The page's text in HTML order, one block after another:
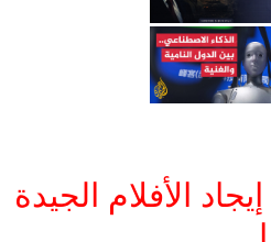
الأفلام الجيدة